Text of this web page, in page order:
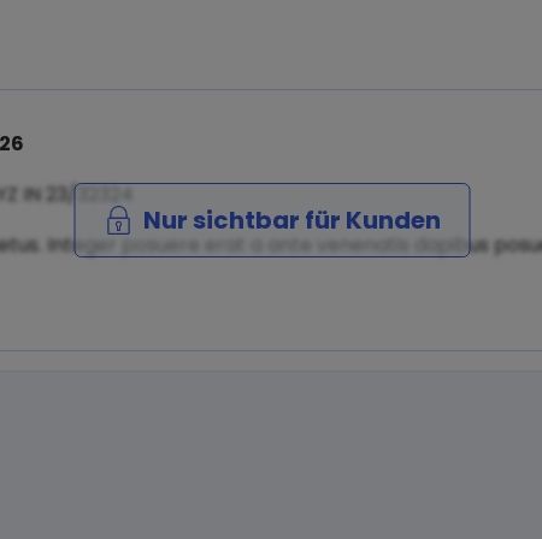
IN 23/32324
Integer posuere erat a ante venenatis dapibus
Nur sichtbar für Kunden